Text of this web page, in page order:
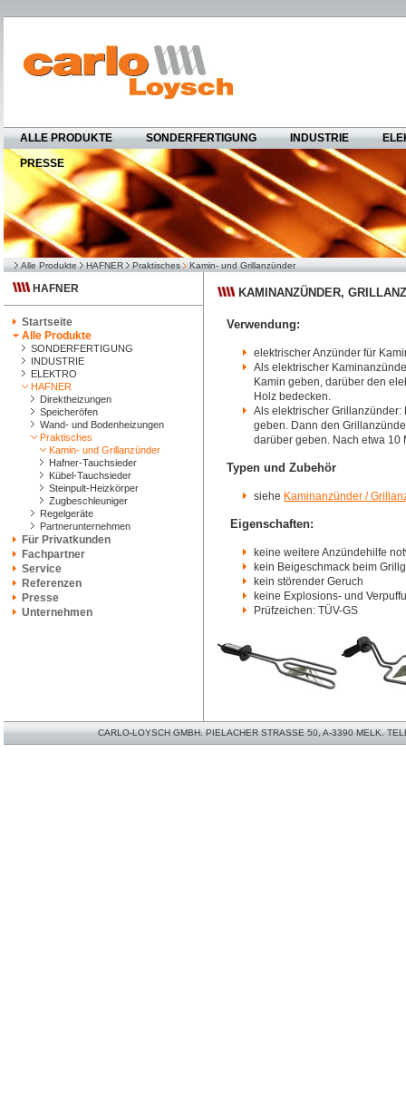
ALLE PRODUKTE SONDERFERTIGUNG INDUSTRIE
PRESSE
Alle Produkte HAFNER Praktisches Kamin- und Grillanzünder
HAFNER
Startseite
Alle Produkte
SONDERFERTIGUNG
INDUSTRIE
ELEKTRO
HAFNER
Direktheizungen
Speicheröfen
Wand- und Bodenheizungen
Praktisches
Kamin- und Grillanzünder
Hafner-Tauchsieder
Kübel-Tauchsieder
Steinpult-Heizkörper
Zugbeschleuniger
Regelgeräte
Partnerunternehmen
Für Privatkunden
Fachpartner
Service
Referenzen
Presse
Unternehmen
KAMINANZÜNDER,
Verwendung:
elektrischer Anzünder für
Als elektrischer
Kamin geben, darüber den
Holz bedecken.
Als elektrischer
geben. Dann den
darüber geben. Nach etwa 10
Typen und Zubehör
siehe Kaminanzünder /
Eigenschaften:
keine weitere Anzündehilfe
kein Beigeschmack beim
kein störender Geruch
keine Explosions- und
Prüfzeichen: TÜV-GS
CARLO-LOYSCH GMBH. PIELACHER STRASSE 50, A-3390 MELK.